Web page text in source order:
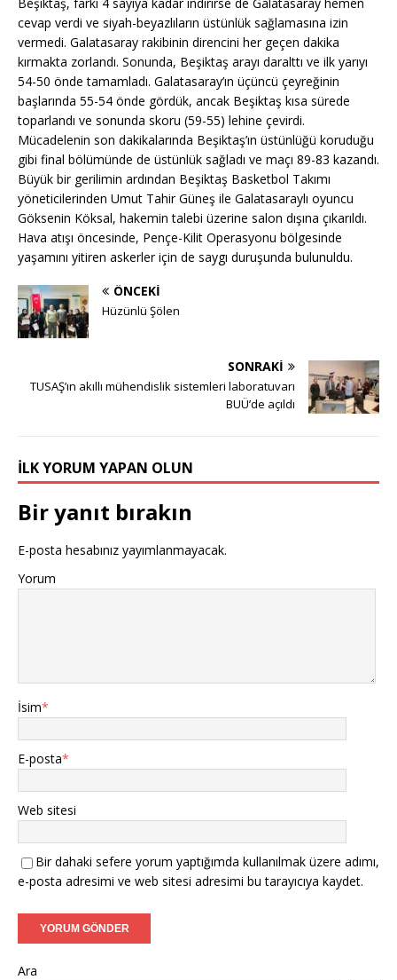
cevap verdi ve siyah-beyazlıların üstünlük sağlamasına izin
vermedi. Galatasaray rakibinin direncini her geçen dakika
kırmakta zorlandı. Sonunda, Beşiktaş arayı daralttı ve ilk yarıyı
54-50 önde tamamladı. Galatasaray’ın üçüncü çeyreğinin
başlarında 55-54 önde gördük, ancak Beşiktaş kısa sürede
toparlandı ve sonunda skoru (59-55) lehine çevirdi.
Mücadelenin son dakikalarında Beşiktaş’ın üstünlüğü koruduğu
gibi final bölümünde de üstünlük sağladı ve maçı 89-83 kazandı.
Büyük bir gerilimin ardından Beşiktaş Basketbol Takımı
yöneticilerinden Umut Tahir Güneş ile Galatasaraylı oyuncu
Göksenin Köksal, hakemin talebi üzerine salon dışına çıkarıldı.
Hava atışı öncesinde, Pençe-Kilit Operasyonu bölgesinde
yaşamını yitiren askerler için de saygı duruşunda bulunuldu.
ÖNCEKI
Hüzünlü Şölen
SONRAKI
TUSAŞ’ın akıllı mühendislik sistemleri laboratuvarı
BUÜ’de açıldı
İLK YORUM YAPAN OLUN
Bir yanıt bırakın
E-posta hesabınız yayımlanmayacak.
Yorum
İsim*
E-posta*
Web sitesi
Bir dahaki sefere yorum yaptığımda kullanılmak üzere adımı,
e-posta adresimi ve web sitesi adresimi bu tarayıcıya kaydet.
Ara